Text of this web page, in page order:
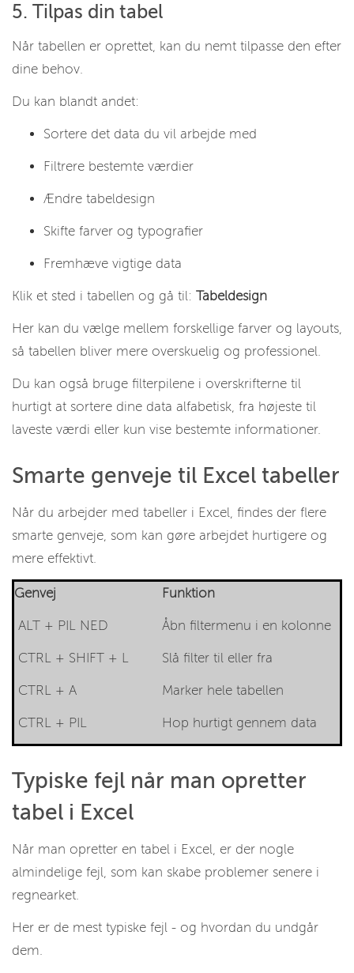
5. Tilpas din tabel
Når tabellen er oprettet, kan du nemt tilpasse den efter
dine behov.
Du kan blandt andet:
Sortere det data du vil arbejde med
Filtrere bestemte værdier
Ændre tabeldesign
Skifte farver og typografier
Fremhæve vigtige data
Klik et sted i tabellen og gå til: Tabeldesign
Her kan du vælge mellem forskellige farver og layouts,
så tabellen bliver mere overskuelig og professionel.
Du kan også bruge filterpilene i overskrifterne til
hurtigt at sortere dine data alfabetisk, fra højeste til
laveste værdi eller kun vise bestemte informationer.
Smarte genveje til Excel tabeller
Når du arbejder med tabeller i Excel, findes der flere
smarte genveje, som kan gøre arbejdet hurtigere og
mere effektivt.
Genvej Funktion
ALT + PIL NED Åbn filtermenu i en kolonne
CTRL + SHIFT + L Slå filter til eller fra
CTRL + A Marker hele tabellen
CTRL + PIL Hop hurtigt gennem data
Typiske fejl når man opretter
tabel i Excel
Når man opretter en tabel i Excel, er der nogle
almindelige fejl, som kan skabe problemer senere i
regnearket.
Her er de mest typiske fejl - og hvordan du undgår
dem.